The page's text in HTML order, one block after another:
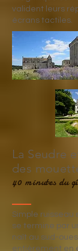
valident leurs
écrans tactiles.
La Seudre
des
40 minutes du
Simple ruisseau
se termine par
naît au sud-
entièrement en